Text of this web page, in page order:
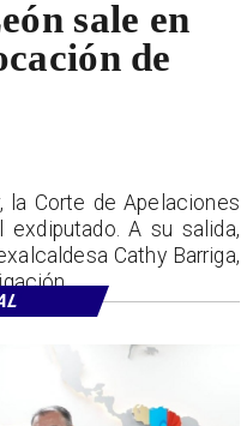
sale en
de
la Corte de Apelaciones
A su salida,
Cathy Barriga,